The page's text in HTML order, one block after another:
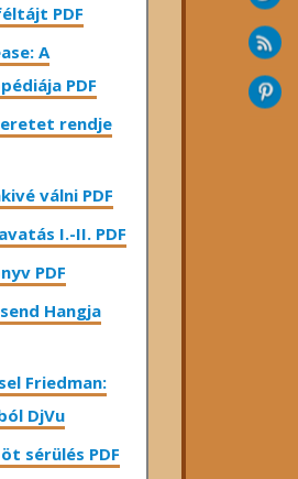
PDF
A
PDF
rendje
válni PDF
I.-II. PDF
PDF
Hangja
Friedman:
DjVu
sérülés PDF